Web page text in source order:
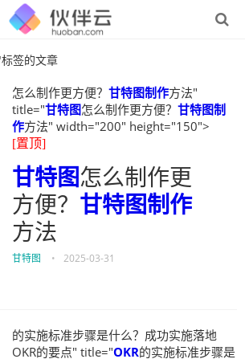
签的文章
怎么制作更方便？ 甘特图制作方法"
title="甘特图怎么制作更方便？ 甘特图制
作方法" width="200" height="150">
[置顶]
甘特图怎么制作更
方便？ 甘特图制作
方法
甘特图 • 2025-03-31
的实施标准步骤是什么？成功实施落地
OKR的要点" title="OKR的实施标准步骤是